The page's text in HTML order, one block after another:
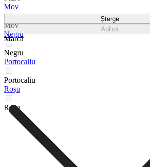
Mov
Mov
Negru
Negru
Portocaliu
Portocaliu
Roșu
Roșu
Șterge
Aplică
Marcă